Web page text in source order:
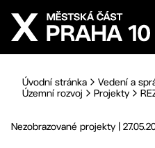
Přejít na hlavní obsah
Úvodní stránka Vedení a
Územní rozvoj
Projekty
Nezobrazované projekty